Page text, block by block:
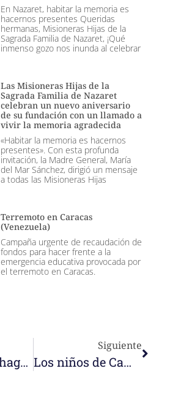
En Nazaret, habitar la memoria es
hacernos presentes Queridas
hermanas, Misioneras Hijas de la
Sagrada Familia de Nazaret, ¡Qué
inmenso gozo nos inunda al celebrar
Las Misioneras Hijas de la
Sagrada Familia de Nazaret
celebran un nuevo aniversario
de su fundación con un llamado a
vivir la memoria agradecida
«Habitar la memoria es hacernos
presentes». Con esta profunda
invitación, la Madre General, María
del Mar Sánchez, dirigió un mensaje
a todas las Misioneras Hijas
Terremoto en Caracas
(Venezuela)
Campaña urgente de recaudación de
fondos para hacer frente a la
emergencia educativa provocada por
el terremoto en Caracas.
«He aquí que hago nuevas todas las cosas»
Siguiente
Los niños de Camerún nos enseñan a prevenir el contagio